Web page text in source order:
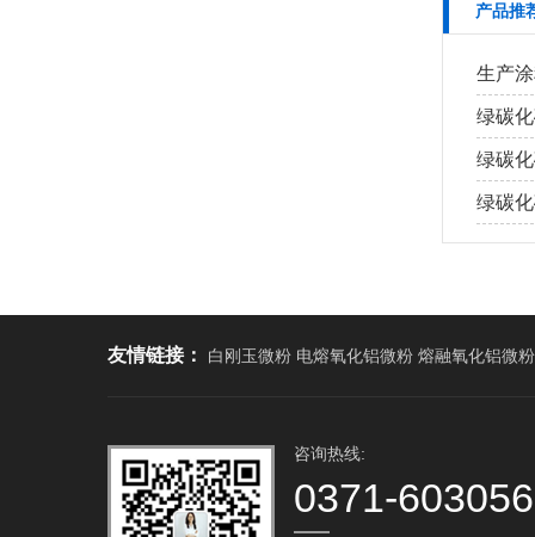
产品推
生产
绿碳
绿碳
绿碳
友情链接： 白刚玉微粉 电熔氧化铝微粉 熔融氧化铝微粉
咨询热线:
0371-